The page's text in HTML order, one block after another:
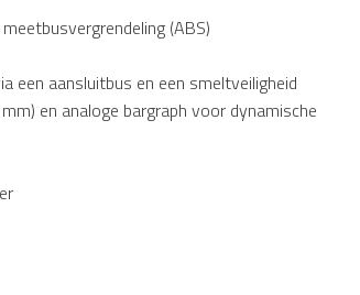
(ABS)
aansluitbus en een smeltveiligheid
en analoge bargraph voor dynamische